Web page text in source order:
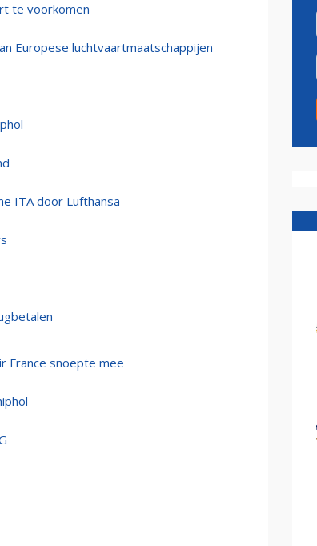
te voorkomen
Europese luchtvaartmaatschappijen
ITA door Lufthansa
France snoepte mee